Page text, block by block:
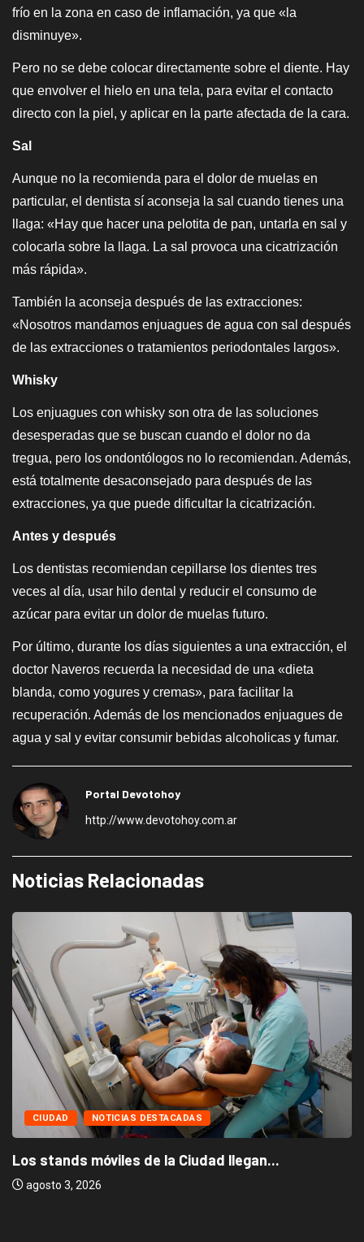
frío en la zona en caso de inflamación, ya que «la
disminuye».
Pero no se debe colocar directamente sobre el diente. Hay
que envolver el hielo en una tela, para evitar el contacto
directo con la piel, y aplicar en la parte afectada de la cara.
Sal
Aunque no la recomienda para el dolor de muelas en
particular, el dentista sí aconseja la sal cuando tienes una
llaga: «Hay que hacer una pelotita de pan, untarla en sal y
colocarla sobre la llaga. La sal provoca una cicatrización
más rápida».
También la aconseja después de las extracciones:
«Nosotros mandamos enjuagues de agua con sal después
de las extracciones o tratamientos periodontales largos».
Whisky
Los enjuagues con whisky son otra de las soluciones
desesperadas que se buscan cuando el dolor no da
tregua, pero los ondontólogos no lo recomiendan. Además,
está totalmente desaconsejado para después de las
extracciones, ya que puede dificultar la cicatrización.
Antes y después
Los dentistas recomiendan cepillarse los dientes tres
veces al día, usar hilo dental y reducir el consumo de
azúcar para evitar un dolor de muelas futuro.
Por último, durante los días siguientes a una extracción, el
doctor Naveros recuerda la necesidad de una «dieta
blanda, como yogures y cremas», para facilitar la
recuperación. Además de los mencionados enjuagues de
agua y sal y evitar consumir bebidas alcoholicas y fumar.
Portal Devotohoy
http://www.devotohoy.com.ar
Noticias Relacionadas
CIUDAD NOTICIAS DESTACADAS
Los stands móviles de la Ciudad llegan...
agosto 3, 2026